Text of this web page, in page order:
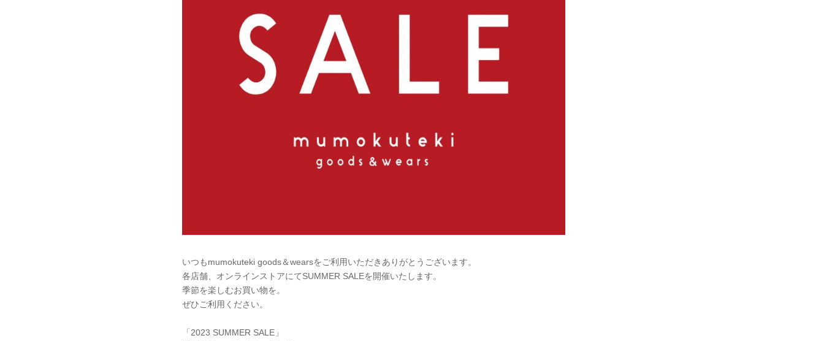
いつもmumokuteki goods＆wearsをご利用いただきありがとうございます。
各店舗、オンラインストアにてSUMMER SALEを開催いたします。
季節を楽しむお買い物を。
ぜひご利用ください。
「2023 SUMMER SALE」